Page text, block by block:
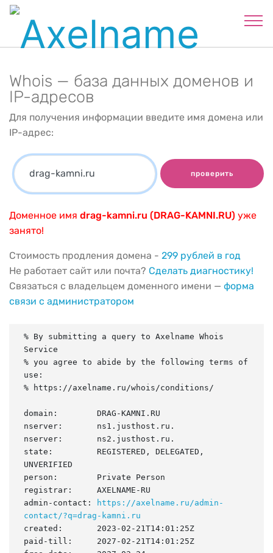
Whois — база данных доменов и
IP-адресов
Для получения информации введите имя домена или
IP-адрес:
проверить
Доменное имя drag-kamni.ru (DRAG-KAMNI.RU) уже
занято!
Стоимость продления домена - 299 рублей в год
Не работает сайт или почта? Сделать диагностику!
Связаться с владельцем доменного имени — форма
связи с администратором
% By submitting a query to Axelname Whois
Service
% you agree to abide by the following terms of
use:
% https://axelname.ru/whois/conditions/
domain:        DRAG-KAMNI.RU
nserver:       ns1.justhost.ru.
nserver:       ns2.justhost.ru.
state:         REGISTERED, DELEGATED,
UNVERIFIED
person:        Private Person
registrar:     AXELNAME-RU
admin-contact:
https://axelname.ru/admin-
contact/?q=drag-kamni.ru
created:       2023-02-21T14:01:25Z
paid-till:     2027-02-21T14:01:25Z